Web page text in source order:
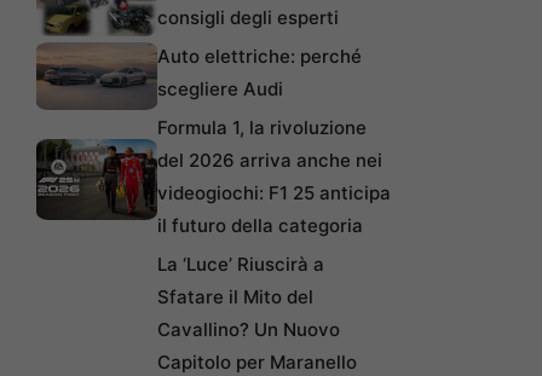
consigli degli esperti
Auto elettriche: perché
scegliere Audi
Formula 1, la rivoluzione
del 2026 arriva anche nei
videogiochi: F1 25 anticipa
il futuro della categoria
La ‘Luce’ Riuscirà a
Sfatare il Mito del
Cavallino? Un Nuovo
Capitolo per Maranello